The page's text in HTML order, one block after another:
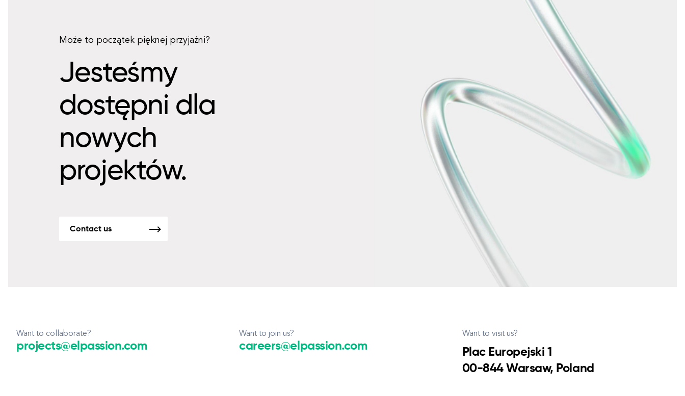
Może to początek pięknej przyjaźni?
Jesteśmy
dostępni dla
nowych
projektów.
Contact us
Want to collaborate?
projects@elpassion.com
Want to join us?
careers@elpassion.com
Want to visit us?
Plac Europejski 1
00-844 Warsaw, Poland